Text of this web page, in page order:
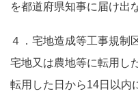
を都道府県知事に届け出
４．宅地造成等工事規制
宅地又は農地等に転用し
転用した日から14日以内